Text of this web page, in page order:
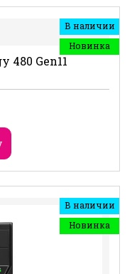
В наличии
Новинка
480 Gen11
В наличии
Новинка